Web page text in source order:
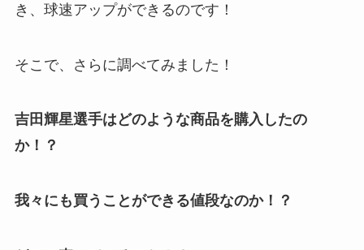
き、球速アップができるのです！
そこで、さらに調べてみました！
吉田輝星選手はどのような商品を購入したの
か！？
我々にも買うことができる値段なのか！？